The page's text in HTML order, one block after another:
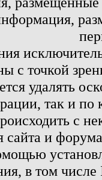
с точкой
удалять
так и по
с
сайта и
в том